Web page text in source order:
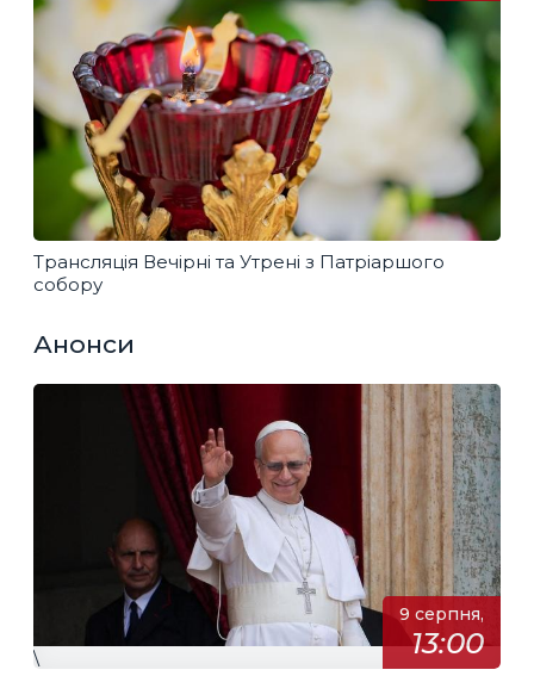
Трансляція Вечірні та Утрені з Патріаршого
собору
Анонси
9 серпня,
13:00
\